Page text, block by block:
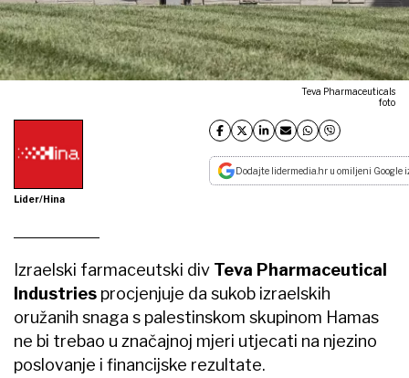
Teva Pharmaceuticals
foto
Lider/Hina
Dodajte lidermedia.hr u omiljeni Google
Izraelski farmaceutski div Teva Pharmaceutical
Industries procjenjuje da sukob izraelskih
oružanih snaga s palestinskom skupinom Hamas
ne bi trebao u značajnoj mjeri utjecati na njezino
poslovanje i financijske rezultate.